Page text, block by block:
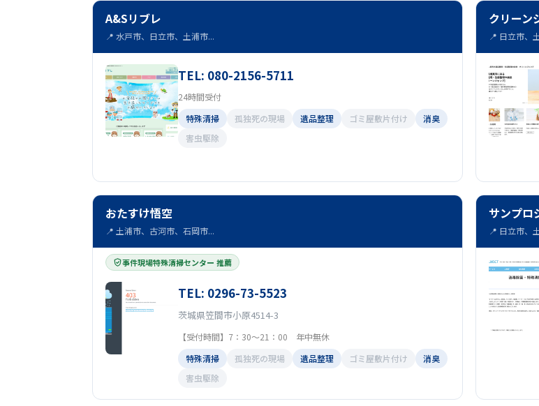
A&Sリブレ
📍 水戸市、日立市、土浦市...
TEL: 080-2156-5711
24時間受付
特殊清掃
孤独死の現場 遺品整理 ゴミ屋敷片付け
消臭
害虫駆除
クリーン
📍 日立市、
おたすけ悟空
📍 土浦市、古河市、石岡市...
事件現場特殊清掃センター 推薦
TEL: 0296-73-5523
茨城県笠間市小原4514-3
【受付時間】7：30～21：00 年中無休
特殊清掃
孤独死の現場 遺品整理 ゴミ屋敷片付け
消臭
害虫駆除
サンプロ
📍 日立市、